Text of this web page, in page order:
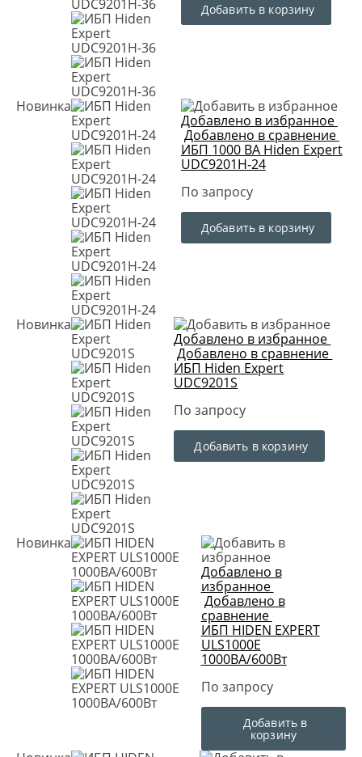
Добавить в корзину
Новинка
Добавлено в избранное
Добавлено в сравнение
ИБП 1000 ВА Hiden Expert
UDC9201H-24
По запросу
Добавить в корзину
Новинка
Добавлено в избранное
Добавлено в сравнение
ИБП Hiden Expert
UDC9201S
По запросу
Добавить в корзину
Новинка
Добавлено в
избранное
Добавлено в
сравнение
ИБП HIDEN EXPERT
ULS1000E
1000ВА/600Вт
По запросу
Добавить в
корзину